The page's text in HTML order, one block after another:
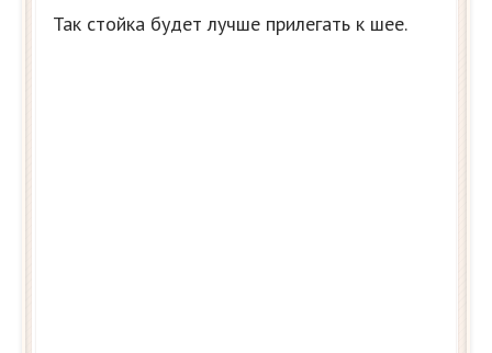
Так стойка будет лучше прилегать к шее.